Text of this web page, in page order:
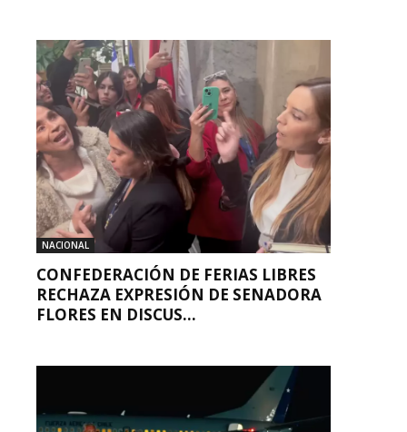
NACIONAL
CONFEDERACIÓN DE FERIAS LIBRES
RECHAZA EXPRESIÓN DE SENADORA
FLORES EN DISCUS...